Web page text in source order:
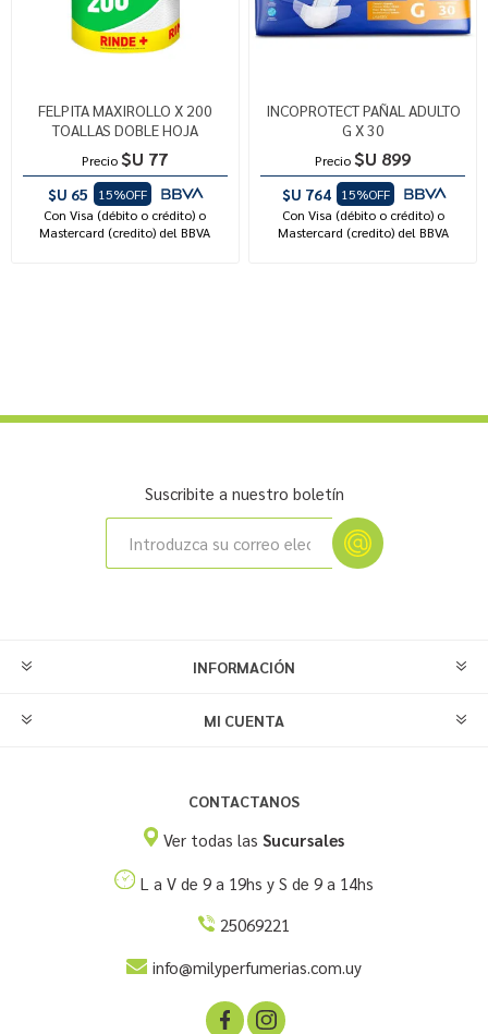
FELPITA MAXIROLLO X 200
TOALLAS DOBLE HOJA
Precio $U 77
$U 65
15%OFF
Con Visa (débito o crédito) o
Mastercard (credito) del BBVA
INCOPROTECT PAÑAL ADULTO
G X 30
Precio $U 899
$U 764
15%OFF
Con Visa (débito o crédito) o
Mastercard (credito) del BBVA
Suscribite a nuestro boletín
INFORMACIÓN
MI CUENTA
CONTACTANOS
Ver todas las Sucursales
L a V de 9 a 19hs y S de 9 a 14hs
25069221
info@milyperfumerias.com.uy